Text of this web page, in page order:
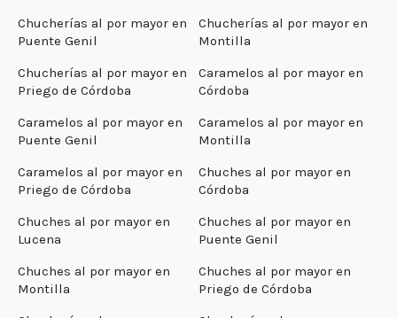
Chucherías al por mayor en
Puente Genil
Chucherías al por mayor en
Montilla
Chucherías al por mayor en
Priego de Córdoba
Caramelos al por mayor en
Córdoba
Caramelos al por mayor en
Puente Genil
Caramelos al por mayor en
Montilla
Caramelos al por mayor en
Priego de Córdoba
Chuches al por mayor en
Córdoba
Chuches al por mayor en
Lucena
Chuches al por mayor en
Puente Genil
Chuches al por mayor en
Montilla
Chuches al por mayor en
Priego de Córdoba